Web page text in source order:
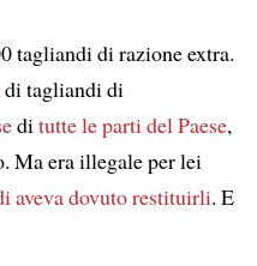
tagliandi di razione extra.
di tagliandi di
ditutte le parti del Paese,
Ma era illegale per lei
aveva dovuto restituirli. E